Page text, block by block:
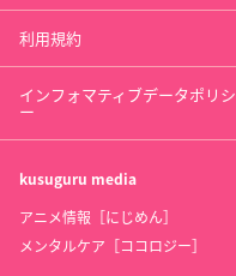
利用規約
インフォマティブデータポリシ
ー
kusuguru media
アニメ情報［にじめん］
メンタルケア［ココロジー］